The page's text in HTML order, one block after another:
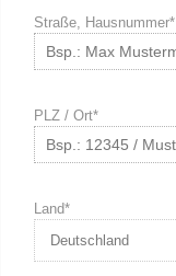
Straße, Hausnummer*
PLZ / Ort*
Land*